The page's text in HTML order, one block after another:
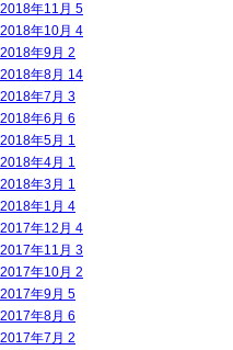
2018年11月 5
2018年10月 4
2018年9月 2
2018年8月 14
2018年7月 3
2018年6月 6
2018年5月 1
2018年4月 1
2018年3月 1
2018年1月 4
2017年12月 4
2017年11月 3
2017年10月 2
2017年9月 5
2017年8月 6
2017年7月 2